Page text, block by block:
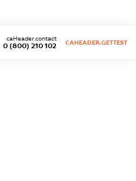
0 (800) 210 102
caHeader.contact
CAHEADER.GETTEST